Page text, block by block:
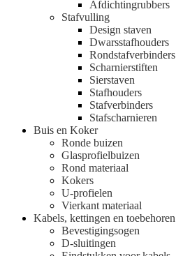
Afdichtingrubbers
Stafvulling
Design staven
Dwarsstafhouders
Rondstafverbinders
Scharnierstiften
Sierstaven
Stafhouders
Stafverbinders
Stafscharnieren
Buis en Koker
Ronde buizen
Glasprofielbuizen
Rond materiaal
Kokers
U-profielen
Vierkant materiaal
Kabels, kettingen en toebehoren
Bevestigingsogen
D-sluitingen